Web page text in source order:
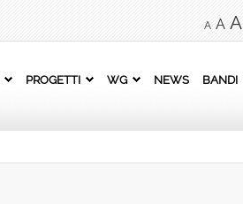
A A A
PROGETTI WG NEWS BANDI